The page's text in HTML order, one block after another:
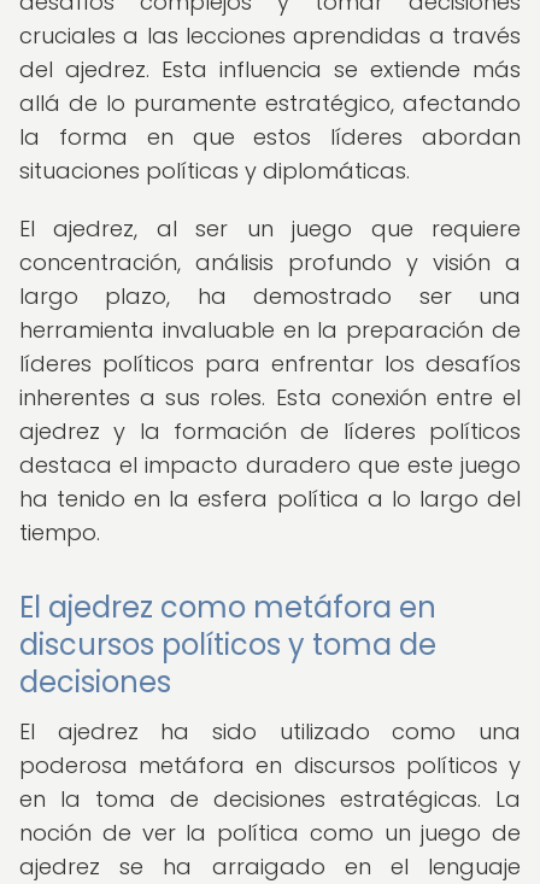
cruciales a las lecciones aprendidas a través
del ajedrez. Esta influencia se extiende más
allá de lo puramente estratégico, afectando
la forma en que estos líderes abordan
situaciones políticas y diplomáticas.
El ajedrez, al ser un juego que requiere
concentración, análisis profundo y visión a
largo plazo, ha demostrado ser una
herramienta invaluable en la preparación de
líderes políticos para enfrentar los desafíos
inherentes a sus roles. Esta conexión entre el
ajedrez y la formación de líderes políticos
destaca el impacto duradero que este juego
ha tenido en la esfera política a lo largo del
tiempo.
El ajedrez como metáfora en
discursos políticos y toma de
decisiones
El ajedrez ha sido utilizado como una
poderosa metáfora en discursos políticos y
en la toma de decisiones estratégicas. La
noción de ver la política como un juego de
ajedrez se ha arraigado en el lenguaje